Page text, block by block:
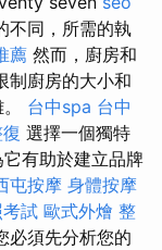
不同，所需的執
薦 然而，廚房和
制廚房的大小和
台中spa 台中
選擇一個獨特
有助於建立品牌
屯按摩 身體按摩
試 歐式外燴 整
必須先分析您的